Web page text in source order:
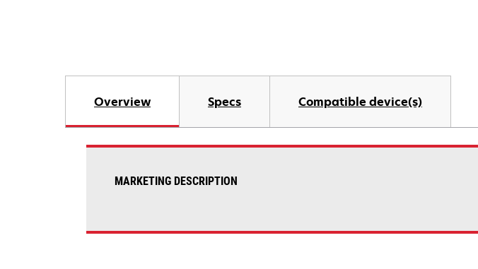
Overview Specs Compatible device(s)
MARKETING DESCRIPTION